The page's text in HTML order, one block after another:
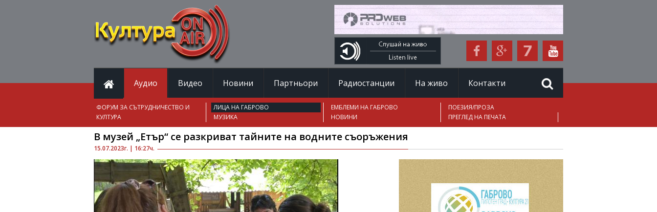
Аудио Видео Новини Партньори Радиостанции На живо Контакти
ФОРУМ ЗА СЪТРУДНИЧЕСТВО И
КУЛТУРА
ЛИЦА НА ГАБРОВО ЕМБЛЕМИ НА ГАБРОВО
ПОЕЗИЯ/ПРОЗА
МУЗИКА
НОВИНИ ПРЕГЛЕД НА ПЕЧАТА
15.07.2023г. | 16:27ч.
В музей „Етър“ се разкриват тайните на водните съоръжения